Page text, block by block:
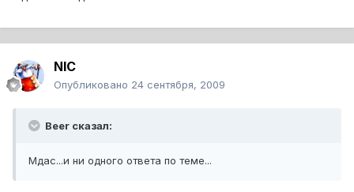
NIC
Опубликовано 24 сентября, 2009
Beer сказал:
Мдас...и ни одного ответа по теме...